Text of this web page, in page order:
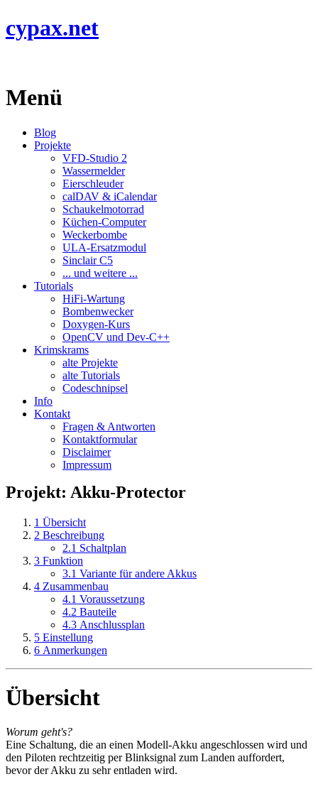
cypax.net
Menü
Blog
Projekte
VFD-Studio 2
Wassermelder
Eierschleuder
calDAV & iCalendar
Schaukelmotorrad
Küchen-Computer
Weckerbombe
ULA-Ersatzmodul
Sinclair C5
... und weitere ...
Tutorials
HiFi-Wartung
Bombenwecker
Doxygen-Kurs
OpenCV und Dev-C++
Krimskrams
alte Projekte
alte Tutorials
Codeschnipsel
Info
Kontakt
Fragen & Antworten
Kontaktformular
Disclaimer
Impressum
Projekt: Akku-Protector
1 Übersicht
2 Beschreibung
2.1 Schaltplan
3 Funktion
3.1 Variante für andere Akkus
4 Zusammenbau
4.1 Voraussetzung
4.2 Bauteile
4.3 Anschlussplan
5 Einstellung
6 Anmerkungen
Übersicht
Worum geht's?
Eine Schaltung, die an einen Modell-Akku angeschlossen wird und
den Piloten rechtzeitig per Blinksignal zum Landen auffordert,
bevor der Akku zu sehr entladen wird.